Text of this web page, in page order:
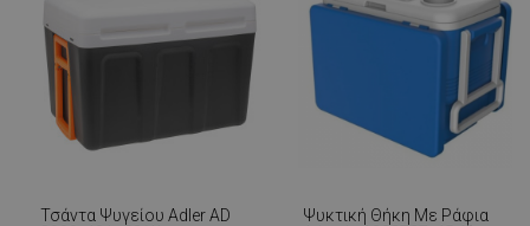
Τσάντα Ψυγείου Adler AD
Ψυκτική Θήκη Με Ράφια